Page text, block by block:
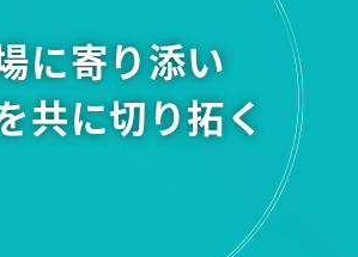
に寄り添い
共に切り拓く